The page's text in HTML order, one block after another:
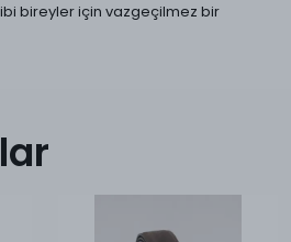
bireyler için vazgeçilmez bir